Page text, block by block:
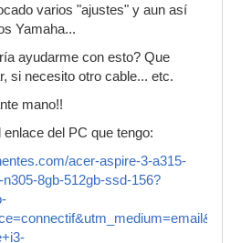
varios "ajustes" y aun así
Yamaha...
ayudarme con esto? Que
si necesito otro cable... etc.
mano!!
del PC que tengo:
acer-aspire-3-a315-
8gb-512gb-ssd-156?